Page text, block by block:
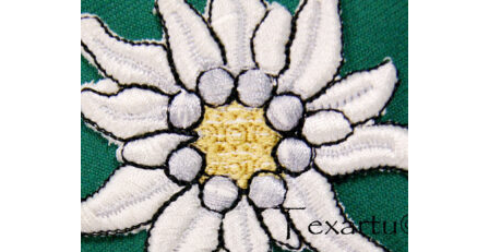
20,00€
AÑADIR AL CARRITO